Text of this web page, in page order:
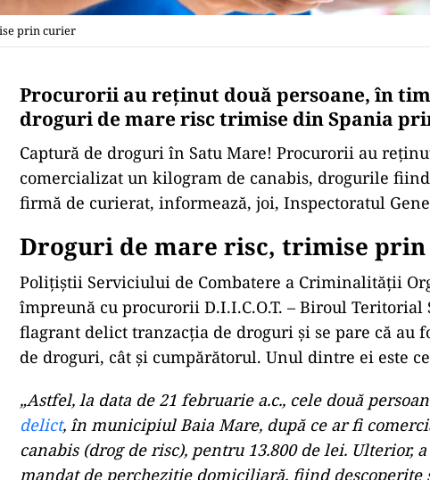
prin curier
Procurorii au reținut două persoane, în
droguri de mare risc trimise din Spania
Captură de droguri în Satu Mare! Procurorii au
comercializat un kilogram de canabis, drogurile
firmă de curierat, informează, joi, Inspectoratul
Droguri de mare risc, trimise prin
Poliţiştii Serviciului de Combatere a Criminalităţii
împreună cu procurorii D.I.I.C.O.T. – Biroul Teritorial
flagrant delict tranzacția de droguri și se pare că au
de droguri, cât și cumpărătorul. Unul dintre ei este